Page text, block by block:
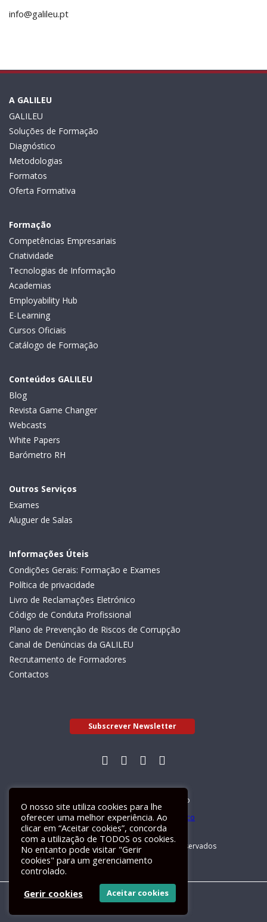
info@galileu.pt
A GALILEU
GALILEU
Soluções de Formação
Diagnóstico
Metodologias
Formatos
Oferta Formativa
Formação
Competências Empresariais
Criatividade
Tecnologias de Informação
Academias
Employability Hub
E-Learning
Cursos Oficiais
Catálogo de Formação
Conteúdos GALILEU
Blog
Revista Game Changer
Webcasts
White Papers
Barómetro RH
Outros Serviços
Exames
Aluguer de Salas
Informações Úteis
Condições Gerais: Formação e Exames
Política de privacidade
Livro de Reclamações Eletrónico
Código de Conduta Profissional
Plano de Prevenção de Riscos de Corrupção
Canal de Denúncias da GALILEU
Recrutamento de Formadores
Contactos
Subscrever Newsletter
Livro de Reclamações Electrónico
GALILEU 2026 © Todos os direitos reservados
Um siteActiveMedia
O nosso site utiliza cookies para lhe
oferecer uma melhor experiência. Ao
clicar em “Aceitar cookies”, concorda
com a utilização de TODOS os cookies.
No entanto pode visitar "Gerir
cookies" para um gerenciamento
controlado.
Gerir cookies
Aceitar cookies